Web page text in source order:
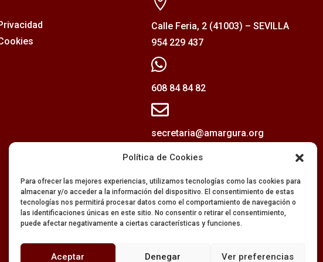
Política de Cookies
Para ofrecer las mejores experiencias, utilizamos tecnologías como las cookies para
almacenar y/o acceder a la información del dispositivo. El consentimiento de estas
tecnologías nos permitirá procesar datos como el comportamiento de navegación o
las identificaciones únicas en este sitio. No consentir o retirar el consentimiento,
puede afectar negativamente a ciertas características y funciones.
Aceptar Denegar Ver preferencias
Calle Feria, 2 (41003) – SEVILLA
954 229 437

608 84 84 82

secretaria@amargura.org